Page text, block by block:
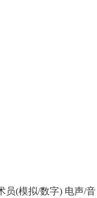
员(模拟/数字) 电声/音